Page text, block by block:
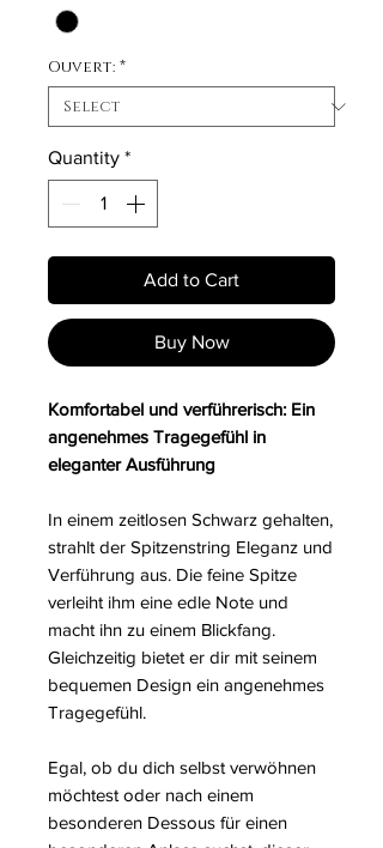
Ouvert: *
Quantity *
Add to Cart
Buy Now
Komfortabel und verführerisch: Ein
angenehmes Tragegefühl in
eleganter Ausführung
In einem zeitlosen Schwarz gehalten,
strahlt der Spitzenstring Eleganz und
Verführung aus. Die feine Spitze
verleiht ihm eine edle Note und
macht ihn zu einem Blickfang.
Gleichzeitig bietet er dir mit seinem
bequemen Design ein angenehmes
Tragegefühl.
Egal, ob du dich selbst verwöhnen
möchtest oder nach einem
besonderen Dessous für einen